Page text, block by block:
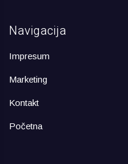
Navigacija
Impresum
Marketing
Kontakt
Početna